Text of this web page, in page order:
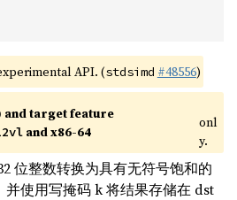
API. (stdsimd #48556)
and x86-64
onl
y.
位整数转换为具有无符号饱和的
并使用写掩码 k 将结果存储在 dst